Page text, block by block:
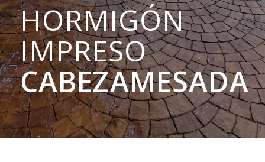
HORMIGÓN
IMPRESO
CABEZAMESADA